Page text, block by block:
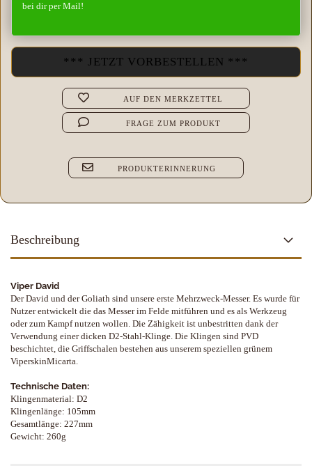
bei dir per Mail!
AUF DEN MERKZETTEL
FRAGE ZUM PRODUKT
PRODUKTERINNERUNG
Beschreibung
Viper David
Der David und der Goliath sind unsere erste Mehrzweck-Messer. Es wurde für
Nutzer entwickelt die das Messer im Felde mitführen und es als Werkzeug
oder zum Kampf nutzen wollen. Die Zähigkeit ist unbestritten dank der
Verwendung einer dicken D2-Stahl-Klinge. Die Klingen sind PVD
beschichtet, die Griffschalen bestehen aus unserem speziellen grünem
ViperskinMicarta.
Technische Daten:
Klingenmaterial: D2
Klingenlänge: 105mm
Gesamtlänge: 227mm
Gewicht: 260g